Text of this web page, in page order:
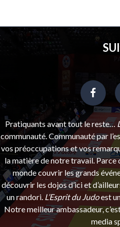
Pratiquants avant tout le reste…
communauté. Communauté par
vos préoccupations et vos
la matière de notre travail. Parce
monde couvrir les grands
découvrir les dojos d’ici et
un randori. L’Esprit du Judoest
Notre meilleur ambassadeur,
media